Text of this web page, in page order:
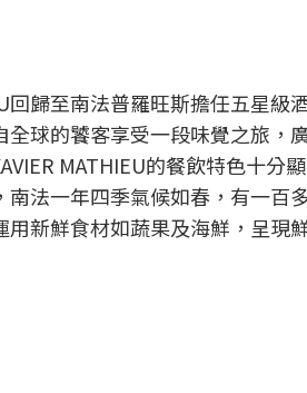
回歸至南法普羅旺斯擔任五星
球的饕客享受一段味覺之旅，
MATHIEU的餐飲特色十分
法一年四季氣候如春，有一百
新鮮食材如蔬果及海鮮，呈現